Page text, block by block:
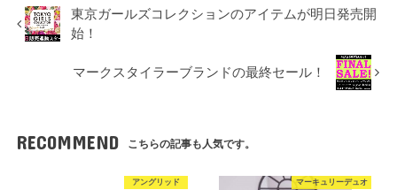
東京ガールズコレクションのアイテムが明日発売開
始！
マークスタイラーブランドの最終セール！
RECOMMEND こちらの記事も人気です。
アングリッド マーキュリーデュオ